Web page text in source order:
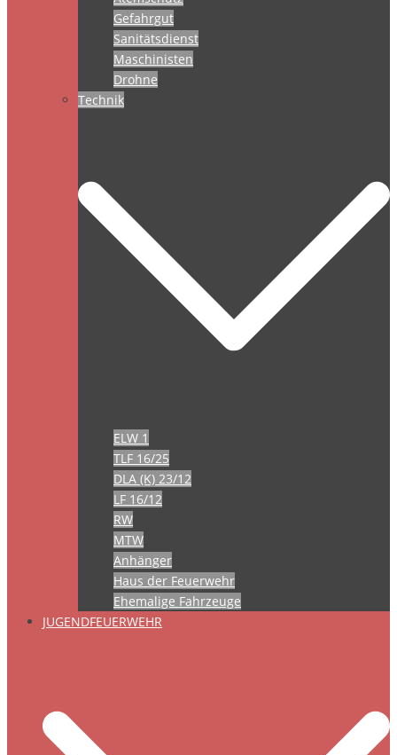
Gefahrgut
Sanitätsdienst
Maschinisten
Drohne
Technik
ELW 1
TLF 16/25
DLA (K) 23/12
LF 16/12
RW
MTW
Anhänger
Haus der Feuerwehr
Ehemalige Fahrzeuge
JUGENDFEUERWEHR